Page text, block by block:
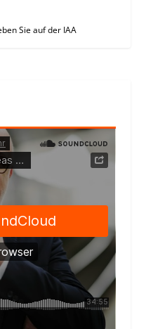
Sie auf der IAA